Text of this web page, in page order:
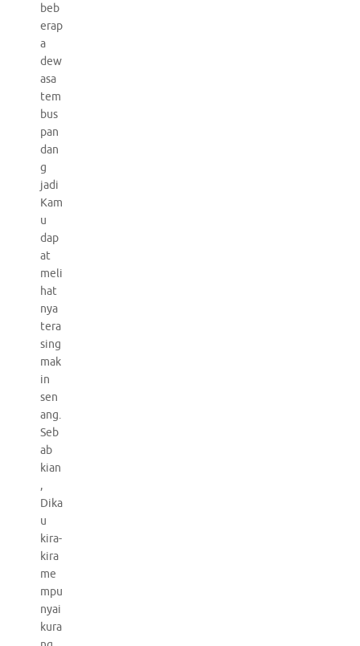
beb
erap
a
dew
asa
tem
bus
pan
dan
g
jadi
Kam
u
dap
at
meli
hat
nya
tera
sing
mak
in
sen
ang.
Seb
ab
kian
,
Dika
u
kira-
kira
me
mpu
nyai
kura